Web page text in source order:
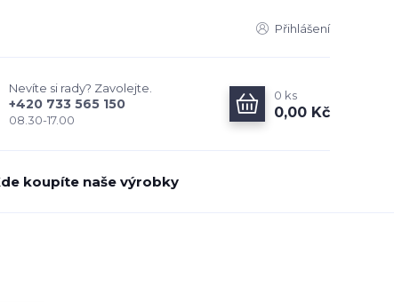
Přihlášení
Nevíte si rady? Zavolejte.
+420 733 565 150
08.30-17.00
0 ks
0,00 Kč
koupíte naše výrobky